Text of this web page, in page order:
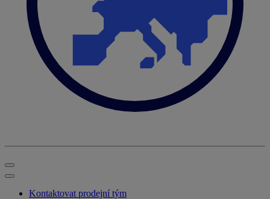
Kontaktovat prodejní tým